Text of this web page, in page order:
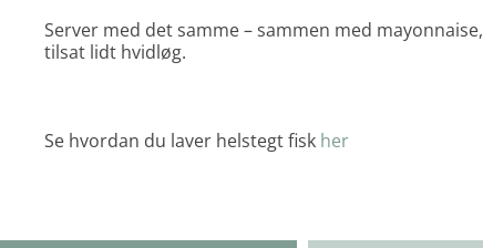
Server med det samme – sammen med mayonnaise,
tilsat lidt hvidløg.
Se hvordan du laver helstegt fisk her